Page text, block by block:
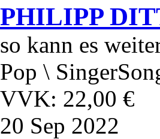
PHILIPP
so kann es
Pop \
VVK: 22,00 €
20 Sep 2022